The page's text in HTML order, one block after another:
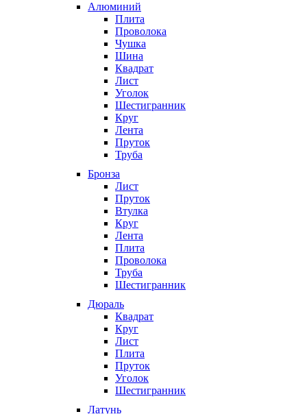
Алюминий
Плита
Проволока
Чушка
Шина
Квадрат
Лист
Уголок
Шестигранник
Круг
Лента
Пруток
Труба
Бронза
Лист
Пруток
Втулка
Круг
Лента
Плита
Проволока
Труба
Шестигранник
Дюраль
Квадрат
Круг
Лист
Плита
Пруток
Уголок
Шестигранник
Латунь